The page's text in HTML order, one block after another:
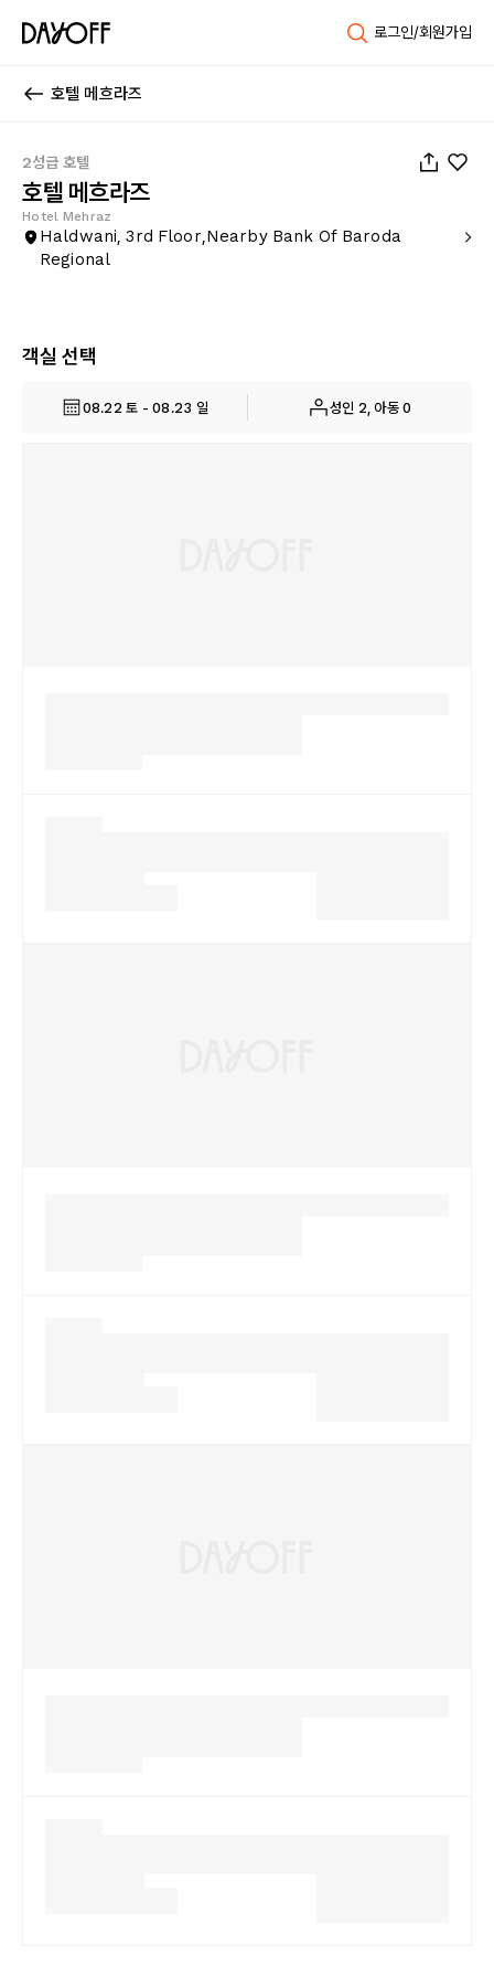
로그인/회원가입
호텔 메흐라즈
2성급 호텔
호텔 메흐라즈
Hotel Mehraz
Haldwani, 3rd Floor,Nearby Bank Of Baroda
Regional
객실 선택
08.22 토 - 08.23 일 성인 2, 아동 0